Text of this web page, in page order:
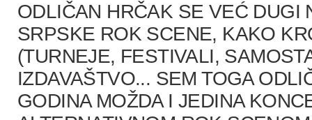
ODLIČAN HRČAK SE VEĆ DUGI
SRPSKE ROK SCENE, KAKO
(TURNEJE, FESTIVALI,
IZDAVAŠTVO... SEM TOGA
GODINA MOŽDA I JEDINA